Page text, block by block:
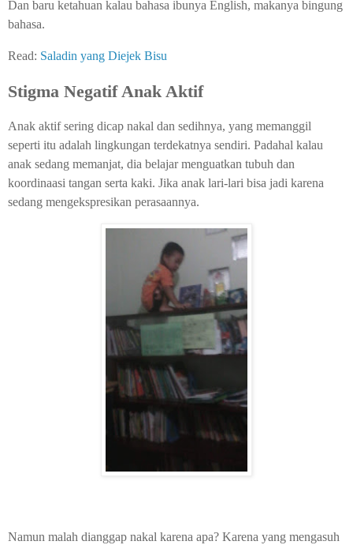
Dan baru ketahuan kalau bahasa ibunya English, makanya bingung
bahasa.
Read: Saladin yang Diejek Bisu
Stigma Negatif Anak Aktif
Anak aktif sering dicap nakal dan sedihnya, yang memanggil
seperti itu adalah lingkungan terdekatnya sendiri. Padahal kalau
anak sedang memanjat, dia belajar menguatkan tubuh dan
koordinaasi tangan serta kaki. Jika anak lari-lari bisa jadi karena
sedang mengekspresikan perasaannya.
Namun malah dianggap nakal karena apa? Karena yang mengasuh